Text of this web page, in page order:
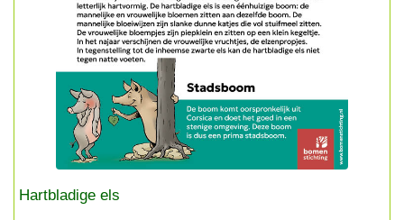
Hartbladige els